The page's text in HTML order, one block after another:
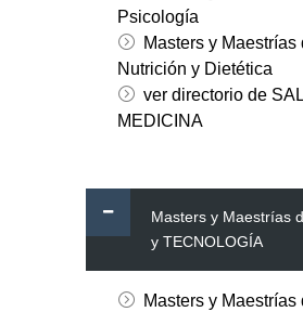
Psicología
Masters y Maestrías
Nutrición y Dietética
ver directorio de
MEDICINA
Masters y Maestrías
y TECNOLOGÍA
Masters y Maestrías